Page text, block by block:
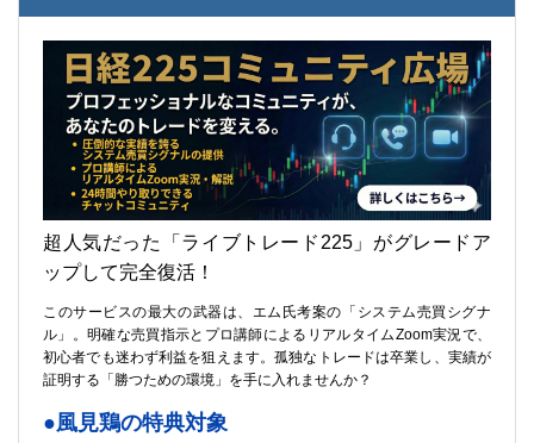
超人気だった「ライブトレード225」がグレードア
ップして完全復活！
このサービスの最大の武器は、エム氏考案の「システム売買シグナ
ル」。明確な売買指示とプロ講師によるリアルタイムZoom実況で、
初心者でも迷わず利益を狙えます。孤独なトレードは卒業し、実績が
証明する「勝つための環境」を手に入れませんか？
●風見鶏の特典対象